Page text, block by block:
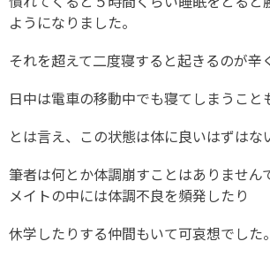
慣れてくると５時間くらい睡眠をとると
ようになりました。
それを超えて二度寝すると起きるのが辛
日中は電車の移動中でも寝てしまうこと
とは言え、この状態は体に良いはずはな
筆者は何とか体調崩すことはありません
メイトの中には体調不良を頻発したり
休学したりする仲間もいて可哀想でした。